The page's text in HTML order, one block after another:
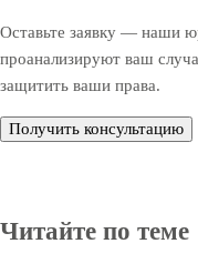
Оставьте заявку — наши
проанализируют ваш
защитить ваши права.
Получить консультацию
Читайте по теме